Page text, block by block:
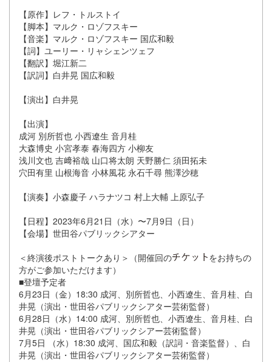
【原作】レフ・トルストイ
【脚本】マルク・ロゾフスキー
【音楽】マルク・ロゾフスキー 国広和毅
【詞】ユーリー・リャシェンツェフ
【翻訳】堀江新二
【訳詞】白井晃 国広和毅
【演出】白井晃
【出演】
成河 別所哲也 小西遼生 音月桂
大森博史 小宮孝泰 春海四方 小柳友
浅川文也 吉﨑裕哉 山口将太朗 天野勝仁 須田拓未
穴田有里 山根海音 小林風花 永石千尋 熊澤沙穂
【演奏】小森慶子 ハラナツコ 村上大輔 上原弘子
【日程】2023年6月21日（水）〜7月9日（日）
【会場】世田谷パブリックシアター
＜終演後ポストトークあり＞（開催回の
をお持ちの
方がご参加いただけます）
■登壇予定者
6月23日（金）18:30 成河、別所哲也、小西遼生、音月桂、白
井晃（演出・世田谷パブリックシアター芸術監督）
6月28日（水）14:00 成河、別所哲也、小西遼生、音月桂、白
井晃（演出・世田谷パブリックシアー芸術監督）
7月5日 （水）18:30 成河、国広和毅（訳詞・音楽監督）、白
井晃（演出・世田谷パブリックシアター芸術監督）